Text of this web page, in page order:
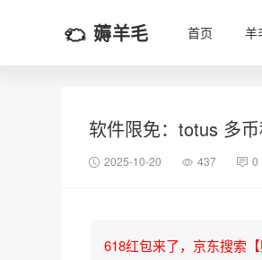
薅羊毛 首页 羊
软件限免：totus 多
2025-10-20 437 0
618红包来了，京东搜索